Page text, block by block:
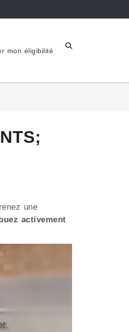
mon éligibilité
une
activement